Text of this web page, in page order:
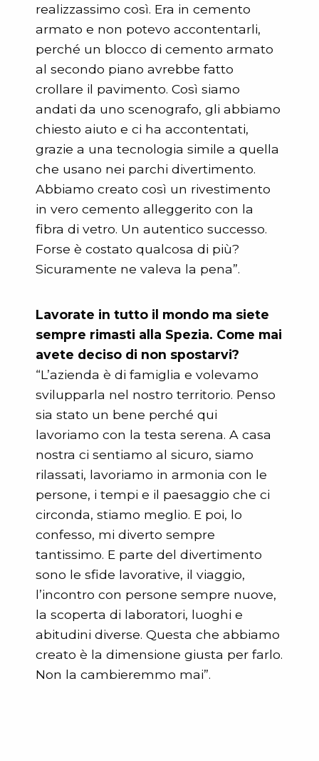
realizzassimo così. Era in cemento
armato e non potevo accontentarli,
perché un blocco di cemento armato
al secondo piano avrebbe fatto
crollare il pavimento. Così siamo
andati da uno scenografo, gli abbiamo
chiesto aiuto e ci ha accontentati,
grazie a una tecnologia simile a quella
che usano nei parchi divertimento.
Abbiamo creato così un rivestimento
in vero cemento alleggerito con la
fibra di vetro. Un autentico successo.
Forse è costato qualcosa di più?
Sicuramente ne valeva la pena”.
Lavorate in tutto il mondo ma siete
sempre rimasti alla Spezia. Come mai
avete deciso di non spostarvi?
“L’azienda è di famiglia e volevamo
svilupparla nel nostro territorio. Penso
sia stato un bene perché qui
lavoriamo con la testa serena. A casa
nostra ci sentiamo al sicuro, siamo
rilassati, lavoriamo in armonia con le
persone, i tempi e il paesaggio che ci
circonda, stiamo meglio. E poi, lo
confesso, mi diverto sempre
tantissimo. E parte del divertimento
sono le sfide lavorative, il viaggio,
l’incontro con persone sempre nuove,
la scoperta di laboratori, luoghi e
abitudini diverse. Questa che abbiamo
creato è la dimensione giusta per farlo.
Non la cambieremmo mai”.